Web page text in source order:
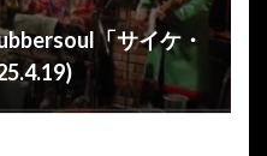
「サイケ・